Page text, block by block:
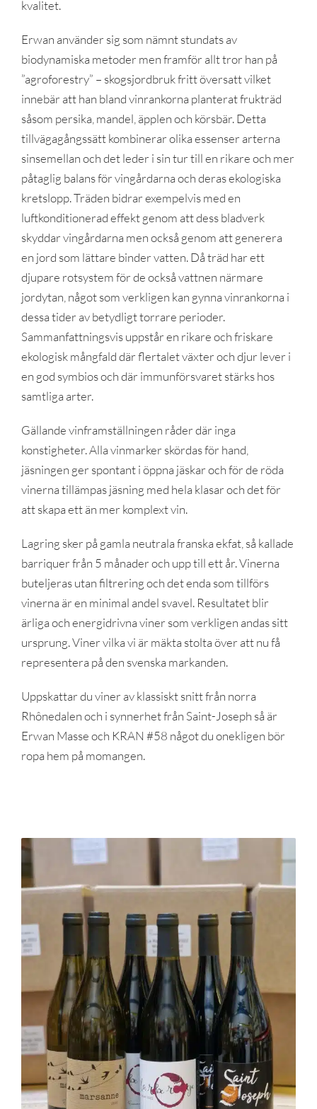
kvalitet.
Erwan använder sig som nämnt stundats av
biodynamiska metoder men framför allt tror han på
”agroforestry” – skogsjordbruk fritt översatt vilket
innebär att han bland vinrankorna planterat frukträd
såsom persika, mandel, äpplen och körsbär. Detta
tillvägagångssätt kombinerar olika essenser arterna
sinsemellan och det leder i sin tur till en rikare och mer
påtaglig balans för vingårdarna och deras ekologiska
kretslopp. Träden bidrar exempelvis med en
luftkonditionerad effekt genom att dess bladverk
skyddar vingårdarna men också genom att generera
en jord som lättare binder vatten. Då träd har ett
djupare rotsystem för de också vattnen närmare
jordytan, något som verkligen kan gynna vinrankorna i
dessa tider av betydligt torrare perioder.
Sammanfattningsvis uppstår en rikare och friskare
ekologisk mångfald där flertalet växter och djur lever i
en god symbios och där immunförsvaret stärks hos
samtliga arter.
Gällande vinframställningen råder där inga
konstigheter. Alla vinmarker skördas för hand,
jäsningen ger spontant i öppna jäskar och för de röda
vinerna tillämpas jäsning med hela klasar och det för
att skapa ett än mer komplext vin.
Lagring sker på gamla neutrala franska ekfat, så kallade
barriquer från 5 månader och upp till ett år. Vinerna
buteljeras utan filtrering och det enda som tillförs
vinerna är en minimal andel svavel. Resultatet blir
ärliga och energidrivna viner som verkligen andas sitt
ursprung. Viner vilka vi är mäkta stolta över att nu få
representera på den svenska markanden.
Uppskattar du viner av klassiskt snitt från norra
Rhônedalen och i synnerhet från Saint-Joseph så är
Erwan Masse och KRAN #58 något du onekligen bör
ropa hem på momangen.